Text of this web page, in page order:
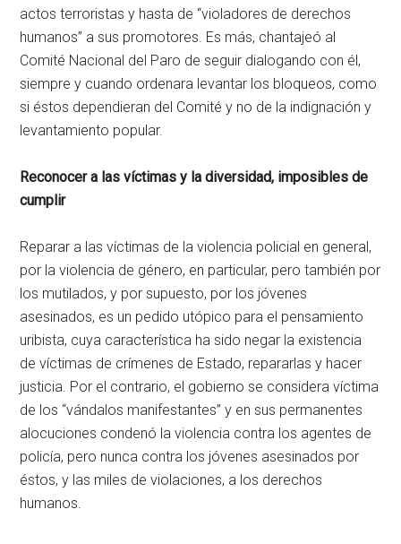
actos terroristas y hasta de “violadores de derechos
humanos” a sus promotores. Es más, chantajeó al
Comité Nacional del Paro de seguir dialogando con él,
siempre y cuando ordenara levantar los bloqueos, como
si éstos dependieran del Comité y no de la indignación y
levantamiento popular.
Reconocer a las víctimas y la diversidad, imposibles de
cumplir
Reparar a las víctimas de la violencia policial en general,
por la violencia de género, en particular, pero también por
los mutilados, y por supuesto, por los jóvenes
asesinados, es un pedido utópico para el pensamiento
uribista, cuya característica ha sido negar la existencia
de víctimas de crímenes de Estado, repararlas y hacer
justicia. Por el contrario, el gobierno se considera víctima
de los “vándalos manifestantes” y en sus permanentes
alocuciones condenó la violencia contra los agentes de
policía, pero nunca contra los jóvenes asesinados por
éstos, y las miles de violaciones, a los derechos
humanos.